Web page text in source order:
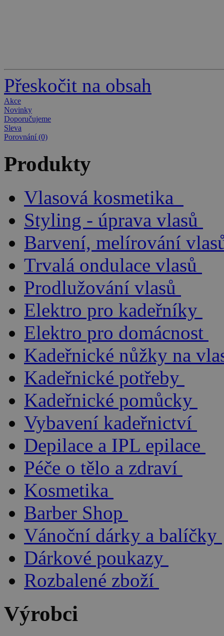
Přeskočit na obsah
Akce
Novinky
Doporučujeme
Sleva
Porovnání (0)
Produkty
Vlasová kosmetika
Styling - úprava vlasů
Barvení, melírování
Trvalá ondulace vlasů
Prodlužování vlasů
Elektro pro kadeřníky
Elektro pro domácnost
Kadeřnické nůžky na
Kadeřnické potřeby
Kadeřnické pomůcky
Vybavení kadeřnictví
Depilace a IPL epilace
Péče o tělo a zdraví
Kosmetika
Barber Shop
Vánoční dárky a balíčky
Dárkové poukazy
Rozbalené zboží
Výrobci